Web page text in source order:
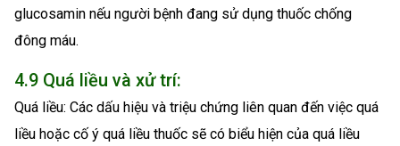
glucosamin nếu người bệnh đang sử dụng thuốc chống
đông máu.
4.9 Quá liều và xử trí:
Quá liều: Các dấu hiệu và triệu chứng liên quan đến việc quá
liều hoặc cố ý quá liều thuốc sẽ có biểu hiện của quá liều